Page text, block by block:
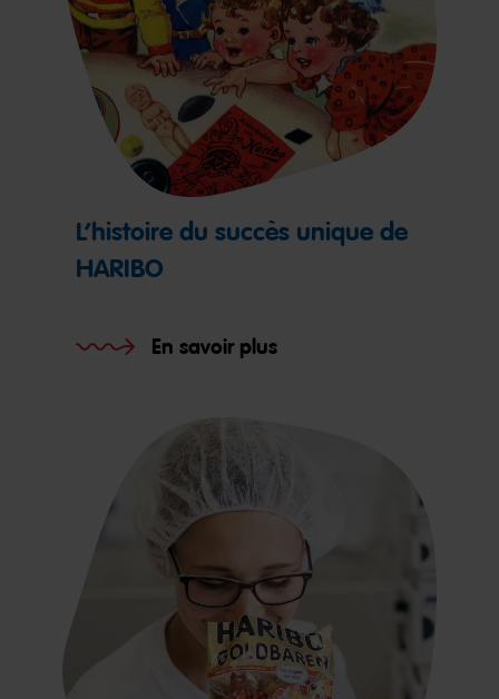
L’histoire du succès unique de
HARIBO
En savoir plus